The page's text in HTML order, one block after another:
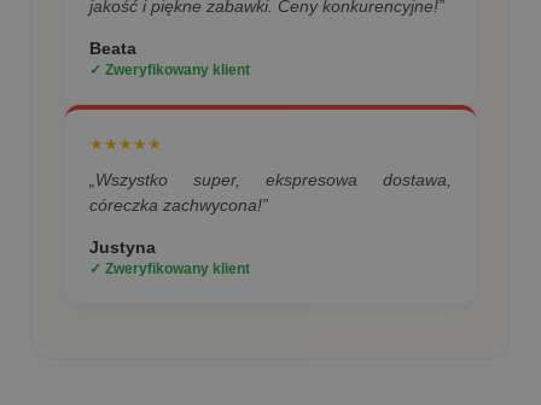
jakość i piękne zabawki. Ceny konkurencyjne!”
Beata
✓ Zweryfikowany klient
★★★★★
„Wszystko super, ekspresowa dostawa,
córeczka zachwycona!”
Justyna
✓ Zweryfikowany klient